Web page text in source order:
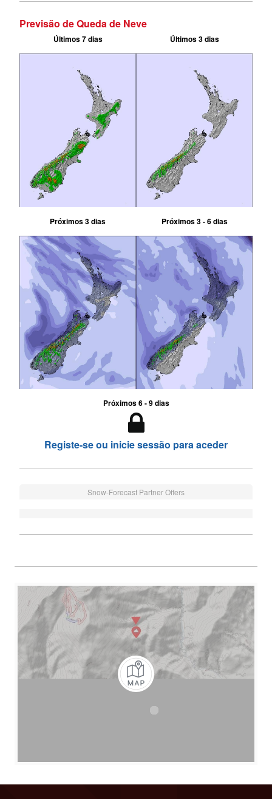
Previsão de Queda de Neve
Últimos 7 dias Últimos 3 dias
Próximos 3 dias Próximos 3 - 6 dias
Próximos 6 - 9 dias
Registe-se ou inicie sessão para aceder
Snow-Forecast Partner Offers